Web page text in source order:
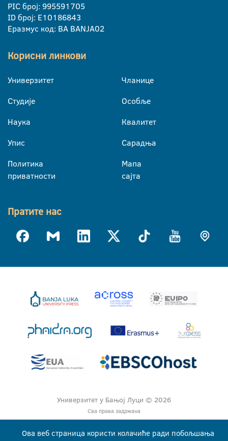
PIC број: 995591705
ID број: E10186843
Еразмус код: BA BANJA02
Корисни линкови
Универзитет
Студије
Наука
Упис
Политика
приватности
Чланице
Особље
Квалитет
Сарадња
Мапа
сајта
Пратите нас
Универзитет у Бањој Луци © 2026
Сва права задржана
Ова веб страница користи колачиће ради побољшања